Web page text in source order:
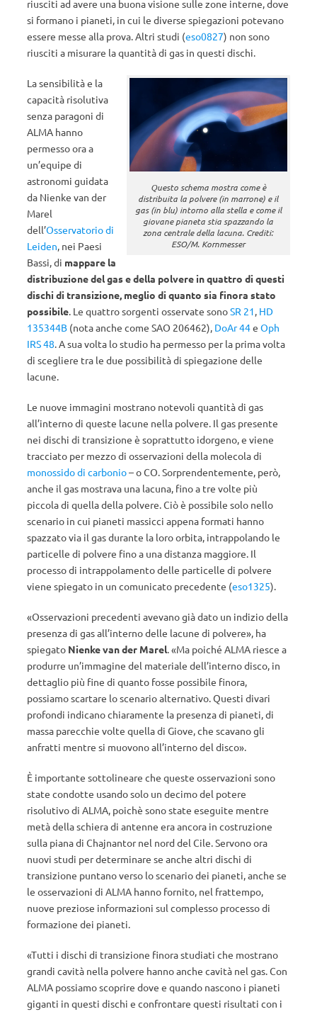
riusciti ad avere una buona visione sulle zone interne, dove
si formano i pianeti, in cui le diverse spiegazioni potevano
essere messe alla prova. Altri studi (eso0827) non sono
riusciti a misurare la quantità di gas in questi dischi.
Questo schema mostra come è
distribuita la polvere (in marrone) e il
gas (in blu) intorno alla stella e come il
giovane pianeta stia spazzando la
zona centrale della lacuna. Crediti:
ESO/M. Kornmesser
La sensibilità e la
capacità risolutiva
senza paragoni di
ALMA hanno
permesso ora a
un’equipe di
astronomi guidata
da Nienke van der
Marel
dell’Osservatorio di
Leiden, nei Paesi
Bassi, di mappare la
distribuzione del gas e della polvere in quattro di questi
dischi di transizione, meglio di quanto sia finora stato
possibile. Le quattro sorgenti osservate sonoSR 21, HD
135344B (nota anche come SAO 206462), DoAr 44e Oph
IRS 48. A sua volta lo studio ha permesso per la prima volta
di scegliere tra le due possibilità di spiegazione delle
lacune.
Le nuove immagini mostrano notevoli quantità di gas
all’interno di queste lacune nella polvere. Il gas presente
nei dischi di transizione è soprattutto idorgeno, e viene
tracciato per mezzo di osservazioni della molecola di
monossido di carbonio– o CO. Sorprendentemente, però,
anche il gas mostrava una lacuna, fino a tre volte più
piccola di quella della polvere. Ciò è possibile solo nello
scenario in cui pianeti massicci appena formati hanno
spazzato via il gas durante la loro orbita, intrappolando le
particelle di polvere fino a una distanza maggiore. Il
processo di intrappolamento delle particelle di polvere
viene spiegato in un comunicato precedente (eso1325).
«Osservazioni precedenti avevano già dato un indizio della
presenza di gas all’interno delle lacune di polvere», ha
spiegato Nienke van der Marel. «Ma poiché ALMA riesce a
produrre un’immagine del materiale dell’interno disco, in
dettaglio più fine di quanto fosse possibile finora,
possiamo scartare lo scenario alternativo. Questi divari
profondi indicano chiaramente la presenza di pianeti, di
massa parecchie volte quella di Giove, che scavano gli
anfratti mentre si muovono all’interno del disco».
È importante sottolineare che queste osservazioni sono
state condotte usando solo un decimo del potere
risolutivo di ALMA, poichè sono state eseguite mentre
metà della schiera di antenne era ancora in costruzione
sulla piana di Chajnantor nel nord del Cile. Servono ora
nuovi studi per determinare se anche altri dischi di
transizione puntano verso lo scenario dei pianeti, anche se
le osservazioni di ALMA hanno fornito, nel frattempo,
nuove preziose informazioni sul complesso processo di
formazione dei pianeti.
«Tutti i dischi di transizione finora studiati che mostrano
grandi cavità nella polvere hanno anche cavità nel gas. Con
ALMA possiamo scoprire dove e quando nascono i pianeti
giganti in questi dischi e confrontare questi risultati con i